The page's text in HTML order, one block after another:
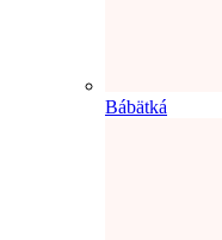
Bábätká